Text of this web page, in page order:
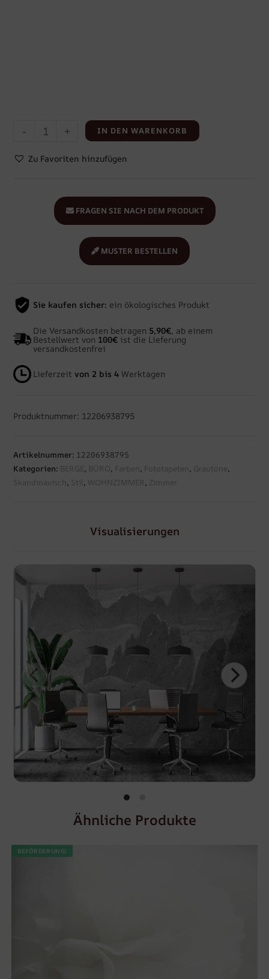
- + IN DEN WARENKORB
Zu Favoriten hinzufügen
MUSTER BESTELLEN
FRAGEN SIE NACH DEM PRODUKT
Sie kaufen sicher: ein ökologisches Produkt
Die Versandkosten betragen 5,90€, ab einem
Bestellwert von 100€ ist die Lieferung
versandkostenfrei
Lieferzeitvon 2 bis 4 Werktagen
Produktnummer: 12206938795
Artikelnummer: 12206938795
Kategorien: BERGE, BÜRO, Farben , Fototapeten , Grautöne,
Skandinavisch , Stil, WOHNZIMMER, Zimmer
Visualisierungen
Ähnliche Produkte
BEFÖRDERUNG!